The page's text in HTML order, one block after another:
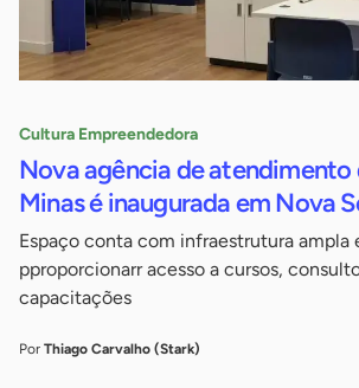
Cultura Empreendedora
Nova agência de atendimento
Minas é inaugurada em Nova
Espaço conta com infraestrutura ampla
pproporcionarr acesso a cursos,
capacitações
Por Thiago Carvalho (Stark)